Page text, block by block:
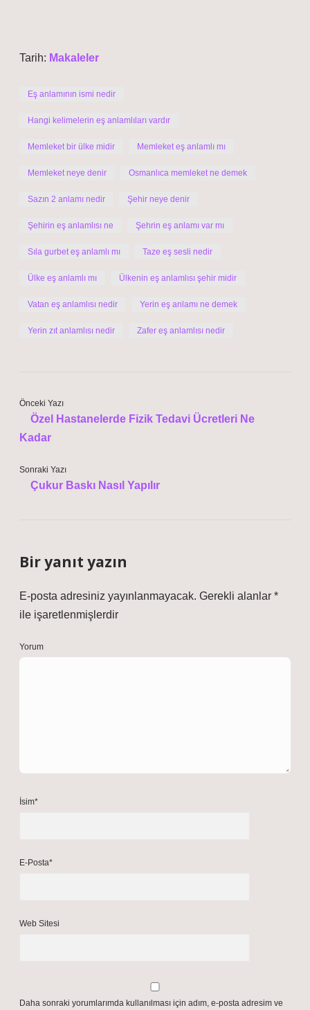
Tarih: Makaleler
Eş anlamının ismi nedir
Hangi kelimelerin eş anlamlıları vardır
Memleket bir ülke midir Memleket eş anlamlı mı
Memleket neye denir Osmanlıca memleket ne demek
Sazın 2 anlamı nedir Şehir neye denir
Şehirin eş anlamlısı ne Şehrin eş anlamı var mı
Sıla gurbet eş anlamlı mı Taze eş sesli nedir
Ülke eş anlamlı mı Ülkenin eş anlamlısı şehir midir
Vatan eş anlamlısı nedir Yerin eş anlamı ne demek
Yerin zıt anlamlısı nedir Zafer eş anlamlısı nedir
Önceki Yazı
Özel Hastanelerde Fizik Tedavi Ücretleri Ne
Kadar
Sonraki Yazı
Çukur Baskı Nasıl Yapılır
Bir yanıt yazın
E-posta adresiniz yayınlanmayacak. Gerekli alanlar *
ile işaretlenmişlerdir
Yorum
İsim*
E-Posta*
Web Sitesi
Daha sonraki yorumlarımda kullanılması için adım, e-posta adresim ve